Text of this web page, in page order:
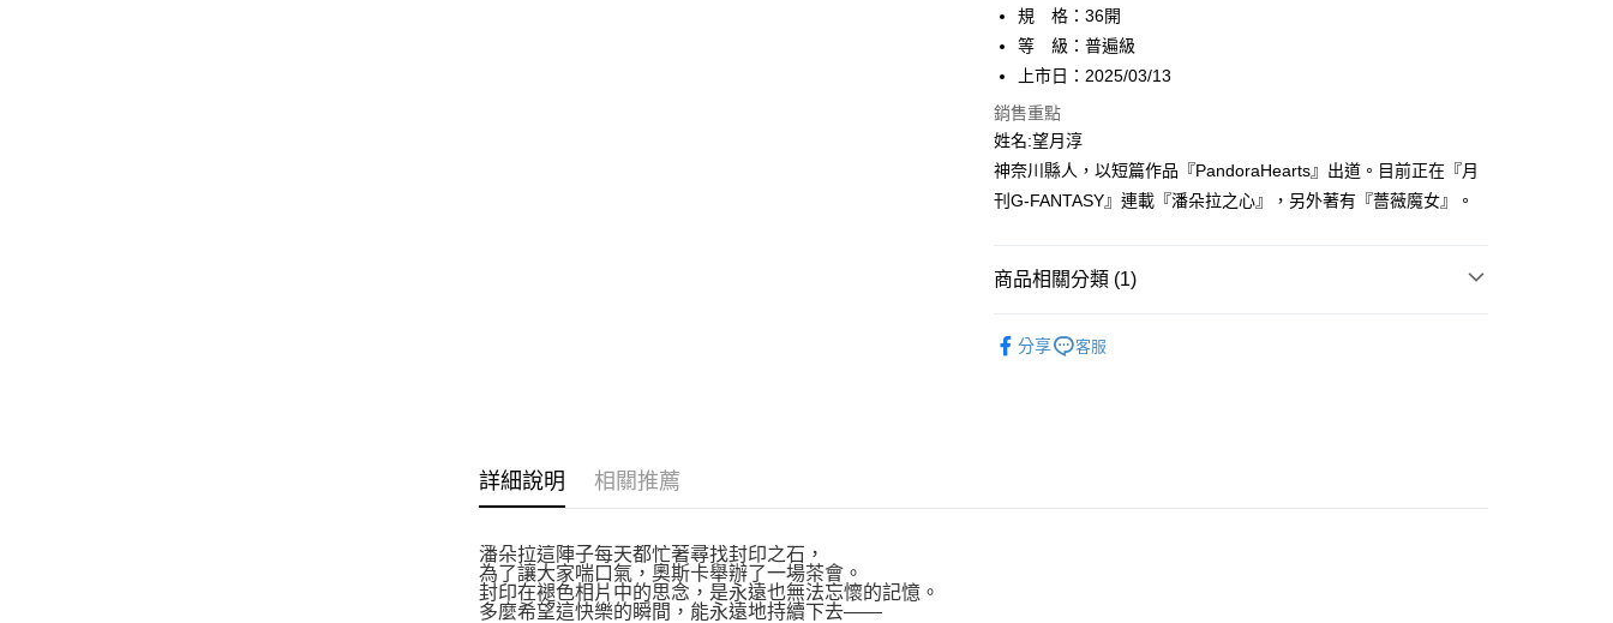
３．安心：先確認商品／服務後，再付款。
１．於結帳方式選擇「AFTEE先享後付」後，將跳轉至「AFTEE先享後
付」結帳頁面，進行簡訊認證並確認金額後，即可完成結帳。
２．訂單成立數日內，您將收到繳費通知簡訊。
３．收到繳費通知簡訊後14天內，點擊此簡訊中的連結，可透過四大超商
／ATM／網路銀行／等多元方式進行付款，方視為交易完成。
※ 請注意：結帳手續完成當下不需立刻繳費，但若您需要取消訂單，請聯
絡購買商品的店家。未經商家同意取消之訂單仍視為有效，需透過AFTEE
是否繳費成功／繳費後需取消欲退款等相關疑問，請聯繫「AFTEE先享後
【注意事項】
運送方式
全家取貨付款
每筆NT$80，滿NT$500(含以上)免運費
付款後全家取貨
每筆NT$80，滿NT$500(含以上)免運費
萊爾富取貨付款
付款後萊爾富取貨
7-11取貨付款
規 格：36開
等 級：普遍級
上市日：2025/03/13
銷售重點
姓名:望月淳
神奈川縣人，以短篇作品『PandoraHearts』出道。目前正在『月
刊G-FANTASY』連載『潘朵拉之心』，另外著有『薔薇魔女』。
商品相關分類 (1)
分享
客服
詳細說明 相關推薦
潘朵拉這陣子每天都忙著尋找封印之石，
為了讓大家喘口氣，奧斯卡舉辦了一場茶會。
封印在褪色相片中的思念，是永遠也無法忘懷的記憶。
多麼希望這快樂的瞬間，能永遠地持續下去——